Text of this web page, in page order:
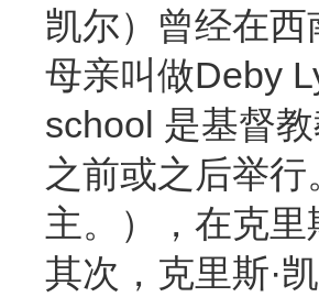
凯尔）曾经在
母亲叫做Deby
school 是基督
之前或之后举
主。），在克
其次，克里斯·